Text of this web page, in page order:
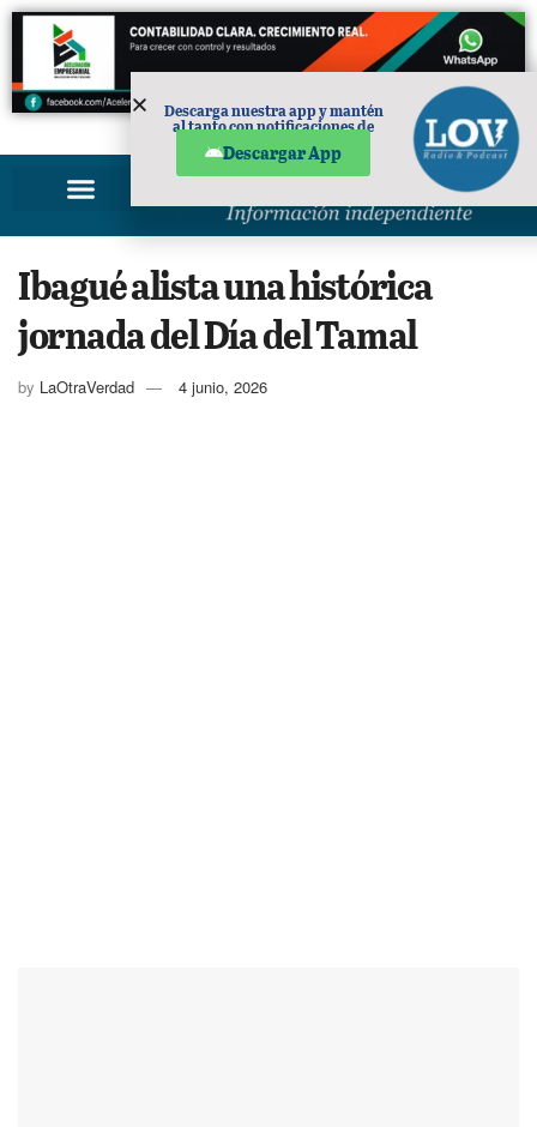
PUBLICIDAD
Ibagué alista una histórica
jornada del Día del Tamal
by LaOtraVerdad 4 junio, 2026
Descarga nuestra app y mantén
al tanto con notificaciones de
Descargar App